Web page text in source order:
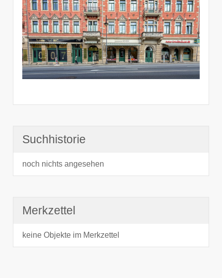
Suchhistorie
noch nichts angesehen
Merkzettel
keine Objekte im Merkzettel